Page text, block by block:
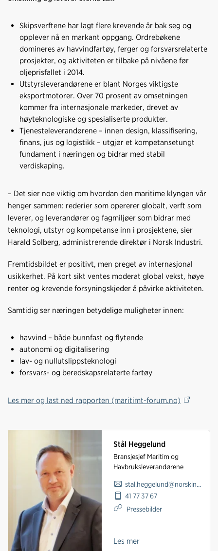
Skipsverftene har lagt flere krevende år bak seg og
opplever nå en markant oppgang. Ordrebøkene
domineres av havvindfartøy, ferger og forsvarsrelaterte
prosjekter, og aktiviteten er tilbake på nivåene før
oljeprisfallet i 2014.
Utstyrsleverandørene er blant Norges viktigste
eksportmotorer. Over 70 prosent av omsetningen
kommer fra internasjonale markeder, drevet av
høyteknologiske og spesialiserte produkter.
Tjenesteleverandørene – innen design, klassifisering,
finans, jus og logistikk – utgjør et kompetansetungt
fundament i næringen og bidrar med stabil
verdiskaping.
– Det sier noe viktig om hvordan den maritime klyngen vår
henger sammen: rederier som opererer globalt, verft som
leverer, og leverandører og fagmiljøer som bidrar med
teknologi, utstyr og kompetanse inn i prosjektene, sier
Harald Solberg, administrerende direktør i Norsk Industri.
Fremtidsbildet er positivt, men preget av internasjonal
usikkerhet. På kort sikt ventes moderat global vekst, høye
renter og krevende forsyningskjeder å påvirke aktiviteten.
Samtidig ser næringen betydelige muligheter innen:
havvind – både bunnfast og flytende
autonomi og digitalisering
lav- og nullutslippsteknologi
forsvars- og beredskapsrelaterte fartøy
Les mer og last ned rapporten (maritimt-forum.no)
Stål Heggelund
Bransjesjef Maritim og
Havbruksleverandørene
stal.heggelund@norskindustri.no
41 77 37 67
Pressebilder
Les mer